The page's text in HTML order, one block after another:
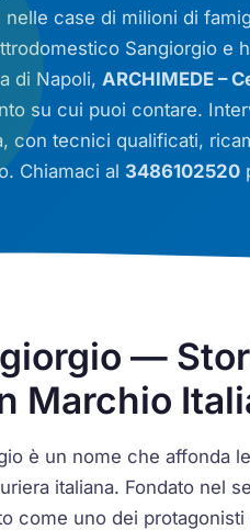
nelle case di milioni di
Sangiorgio e
di Napoli,ARCHIMEDE –
su cui puoi contare.
con tecnici qualificati,
Chiamaci al 3486102520
—
Marchio
è un nome che affonda
italiana. Fondato nel
come uno dei